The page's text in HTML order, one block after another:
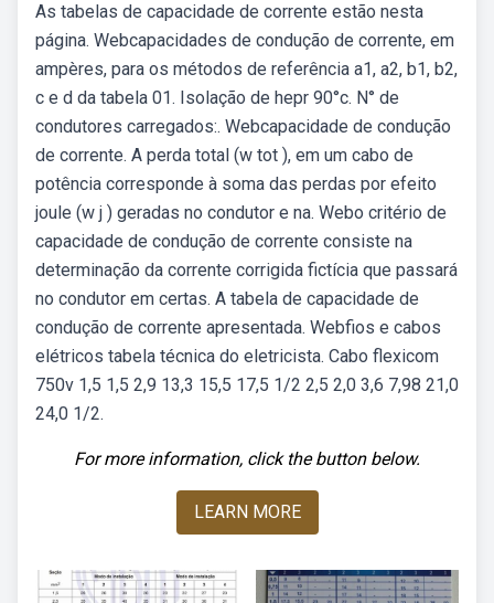
As tabelas de capacidade de corrente estão nesta
página. Webcapacidades de condução de corrente, em
ampères, para os métodos de referência a1, a2, b1, b2,
c e d da tabela 01. Isolação de hepr 90°c. N° de
condutores carregados:. Webcapacidade de condução
de corrente. A perda total (w tot ), em um cabo de
potência corresponde à soma das perdas por efeito
joule (w j ) geradas no condutor e na. Webo critério de
capacidade de condução de corrente consiste na
determinação da corrente corrigida fictícia que passará
no condutor em certas. A tabela de capacidade de
condução de corrente apresentada. Webfios e cabos
elétricos tabela técnica do eletricista. Cabo flexicom
750v 1,5 1,5 2,9 13,3 15,5 17,5 1/2 2,5 2,0 3,6 7,98 21,0
24,0 1/2.
For more information, click the button below.
LEARN MORE